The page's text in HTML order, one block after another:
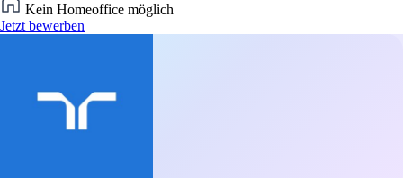
Kein Homeoffice möglich
Jetzt bewerben